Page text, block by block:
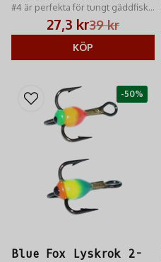
#4 är perfekta för tungt gäddfiske
och trolling med hög brottstyrka.
39 kr
27,3 kr
KÖP
Blue Fox Lyskrok 2-
-50%